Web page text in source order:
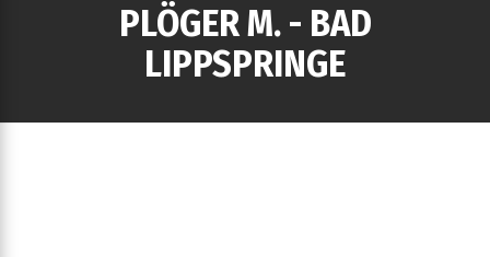
PLÖGER M. - BAD
LIPPSPRINGE